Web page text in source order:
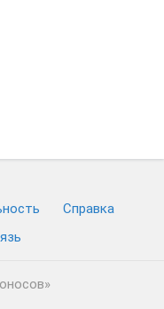
Cправка